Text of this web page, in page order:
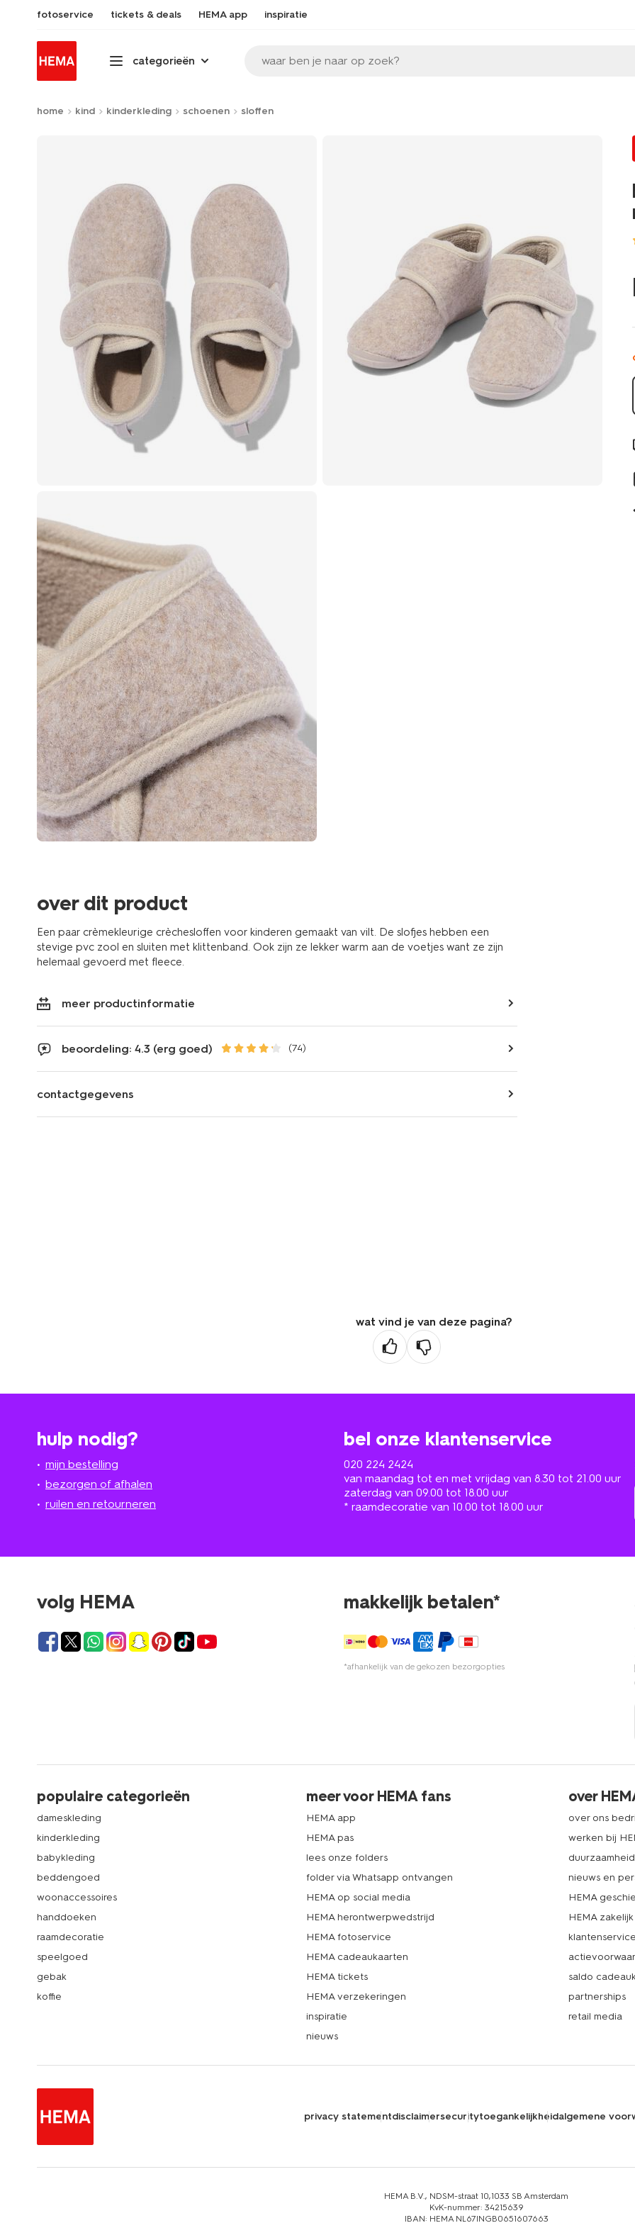
fotoservice tickets & deals HEMA app inspiratie
categorieën waar ben je naar op zoek?
home kind kinderkleding schoenen sloffen
over dit product
Een paar crèmekleurige crèchesloffen voor kinderen gemaakt van vilt. De slofjes hebben een
stevige pvc zool en sluiten met klittenband. Ook zijn ze lekker warm aan de voetjes want ze zijn
helemaal gevoerd met fleece.
meer productinformatie
beoordeling: 4.3 (erg goed) (74)
contactgegevens
wat vind je van deze pagina?
hulp nodig?
mijn bestelling
bezorgen of afhalen
ruilen en retourneren
bel onze klantenservice
020 224 2424
van maandag tot en met vrijdag van 8.30 tot 21.00 uur
zaterdag van 09.00 tot 18.00 uur
* raamdecoratie van 10.00 tot 18.00 uur
volg HEMA makkelijk betalen*
*afhankelijk van de gekozen bezorgopties
populaire categorieën
dameskleding
kinderkleding
babykleding
beddengoed
woonaccessoires
handdoeken
raamdecoratie
speelgoed
gebak
koffie
meer voor HEMA fans
HEMA app
HEMA pas
lees onze folders
folder via Whatsapp ontvangen
HEMA op social media
HEMA herontwerpwedstrijd
HEMA fotoservice
HEMA cadeaukaarten
HEMA tickets
HEMA verzekeringen
inspiratie
nieuws
over
over ons
werken bij
duurzaamheid
nieuws en
HEMA
HEMA zakelijk
klantenservice
saldo
partnerships
retail media
privacy statementdisclaimersecuritytoegankelijkheidalgemene
HEMA B.V., NDSM-straat 10,1033 SB Amsterdam
KvK-nummer: 34215639
IBAN: HEMA NL67INGB0651607663